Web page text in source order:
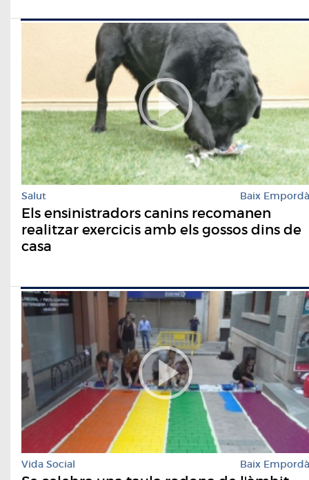
Salut Baix Empordà
Els ensinistradors canins recomanen
realitzar exercicis amb els gossos dins de
casa
Vida Social Baix Empordà